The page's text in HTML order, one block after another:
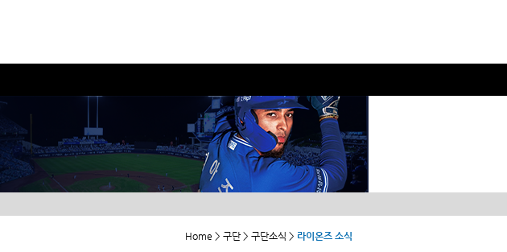
Home > 구단 > 구단소식 > 라이온즈 소식